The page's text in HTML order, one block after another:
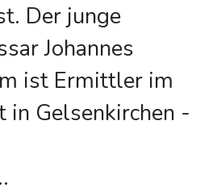
Der junge
Johannes
ist Ermittler im
in Gelsenkirchen -